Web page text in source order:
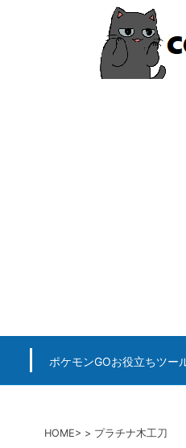
ポケモンGOお役立ちツー
HOME プラチナ木工刀